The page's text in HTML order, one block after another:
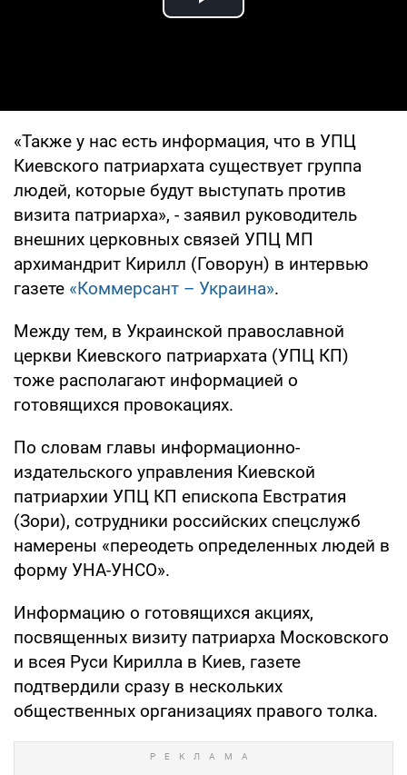
Play Video
«Также у нас есть информация, что в УПЦ
Киевского патриархата существует группа
людей, которые будут выступать против
визита патриарха», - заявил руководитель
внешних церковных связей УПЦ МП
архимандрит Кирилл (Говорун) в интервью
газете «Коммерсант – Украина».
Между тем, в Украинской православной
церкви Киевского патриархата (УПЦ КП)
тоже располагают информацией о
готовящихся провокациях.
По словам главы информационно-
издательского управления Киевской
патриархии УПЦ КП епископа Евстратия
(Зори), сотрудники российских спецслужб
намерены «переодеть определенных людей в
форму УНА-УНСО».
Информацию о готовящихся акциях,
посвященных визиту патриарха Московского
и всея Руси Кирилла в Киев, газете
подтвердили сразу в нескольких
общественных организациях правого толка.